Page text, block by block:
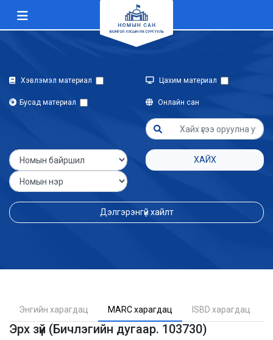
Хэвлэмэл материал Цахим материал
Бусад материал Онлайн сан
ХАЙХ
Дэлгэрэнгүй хайлт
Энгийн харагдац MARC харагдац ISBD харагдац
Эрх зүй (Бичлэгийн дугаар. 103730)